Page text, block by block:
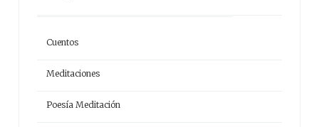
Cuentos
Meditaciones
Poesía Meditación